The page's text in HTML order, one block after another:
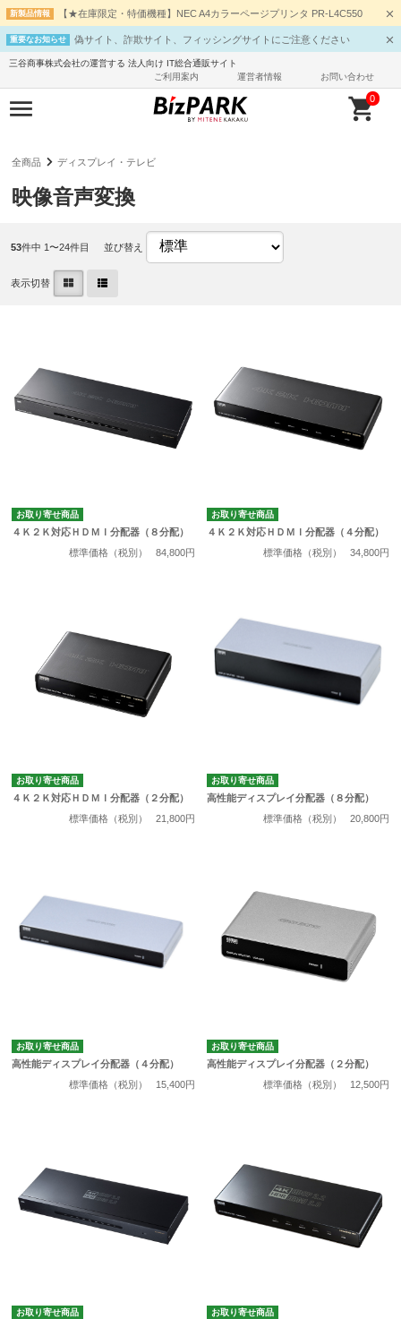
新製品情報 【★在庫限定・特価機種】NEC A4カラーページプリンタ PR-L4C550
重要なお知らせ 偽サイト、詐欺サイト、フィッシングサイトにご注意ください
三谷商事株式会社の運営する 法人向け IT総合通販サイト
ご利用案内
運営者情報 お問い合わせ
0
全商品 ディスプレイ・テレビ
映像音声変換
53件中 1〜24件目 並び替え
表示切替
お取り寄せ商品
４Ｋ２Ｋ対応ＨＤＭＩ分配器（８分配）
標準価格（税別）
84,800円
お取り寄せ商品
４Ｋ２Ｋ対応ＨＤＭＩ分配器（４分配）
標準価格（税別）
34,800円
お取り寄せ商品
４Ｋ２Ｋ対応ＨＤＭＩ分配器（２分配）
標準価格（税別）
21,800円
お取り寄せ商品
高性能ディスプレイ分配器（８分配）
標準価格（税別）
20,800円
お取り寄せ商品
高性能ディスプレイ分配器（４分配）
標準価格（税別）
15,400円
お取り寄せ商品
高性能ディスプレイ分配器（２分配）
標準価格（税別）
12,500円
お取り寄せ商品 お取り寄せ商品